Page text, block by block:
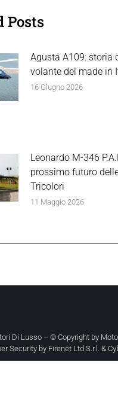
Posts
Agusta A109: storia
volante del made in
16 Giugno 2026
Leonardo M-346
prossimo futuro
Tricolori
11 Maggio 2026
Di Lusso – © Copyright by
Security by Firenet Ltd S.r.l. &